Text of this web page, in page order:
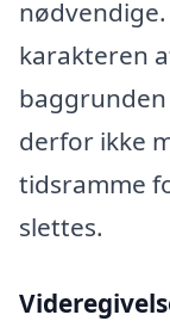
karakteren
derfor ikke
tidsramme
slettes.